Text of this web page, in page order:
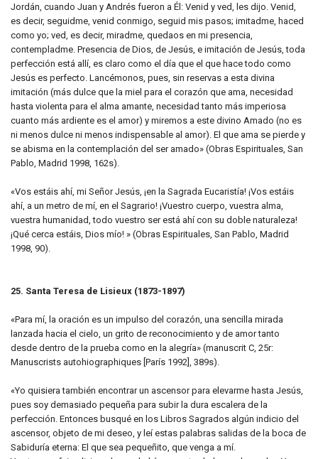
Jordán, cuando Juan y Andrés fueron a Él: Venid y ved, les dijo. Venid,
es decir, seguidme, venid conmigo, seguid mis pasos; imitadme, haced
como yo; ved, es decir, miradme, quedaos en mi presencia,
contempladme. Presencia de Dios, de Jesús, e imitación de Jesús, toda
perfección está allí, es claro como el día que el que hace todo como
Jesús es perfecto. Lancémonos, pues, sin reservas a esta divina
imitación (más dulce que la miel para el corazón que ama, necesidad
hasta violenta para el alma amante, necesidad tanto más imperiosa
cuanto más ardiente es el amor) y miremos a este divino Amado (no es
ni menos dulce ni menos indispensable al amor). El que ama se pierde y
se abisma en la contemplación del ser amado» (Obras Espirituales, San
Pablo, Madrid 1998, 162s).
«Vos estáis ahí, mi Señor Jesús, ¡en la Sagrada Eucaristía! ¡Vos estáis
ahí, a un metro de mí, en el Sagrario! ¡Vuestro cuerpo, vuestra alma,
vuestra humanidad, todo vuestro ser está ahí con su doble naturaleza!
¡Qué cerca estáis, Dios mío! » (Obras Espirituales, San Pablo, Madrid
1998, 90).
25. Santa Teresa de Lisieux (1873-1897)
«Para mí, la oración es un impulso del corazón, una sencilla mirada
lanzada hacia el cielo, un grito de reconocimiento y de amor tanto
desde dentro de la prueba como en la alegría» (manuscrit C, 25r:
Manuscrists autohiographiques [París 1992], 389s).
«Yo quisiera también encontrar un ascensor para elevarme hasta Jesús,
pues soy demasiado pequeña para subir la dura escalera de la
perfección. Entonces busqué en los Libros Sagrados algún indicio del
ascensor, objeto de mi deseo, y leí estas palabras salidas de la boca de
Sabiduría eterna: El que sea pequeñito, que venga a mí.